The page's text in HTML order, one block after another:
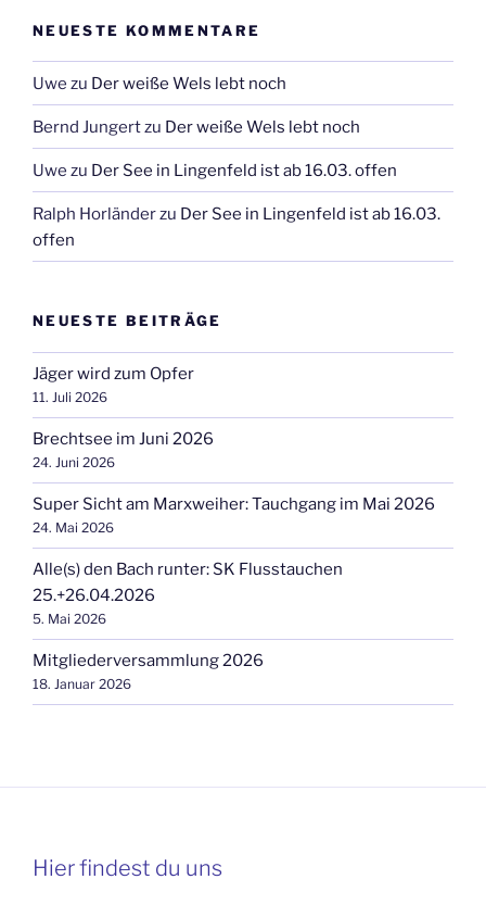
NEUESTE KOMMENTARE
Uwe zu Der weiße Wels lebt noch
Bernd Jungertzu Der weiße Wels lebt noch
Uwe zu Der See in Lingenfeld ist ab 16.03. offen
Ralph Horländerzu Der See in Lingenfeld ist ab 16.03.
offen
NEUESTE BEITRÄGE
Jäger wird zum Opfer
11. Juli 2026
Brechtsee im Juni 2026
24. Juni 2026
Super Sicht am Marxweiher: Tauchgang im Mai 2026
24. Mai 2026
Alle(s) den Bach runter: SK Flusstauchen
25.+26.04.2026
5. Mai 2026
Mitgliederversammlung 2026
18. Januar 2026
Hier findest du uns